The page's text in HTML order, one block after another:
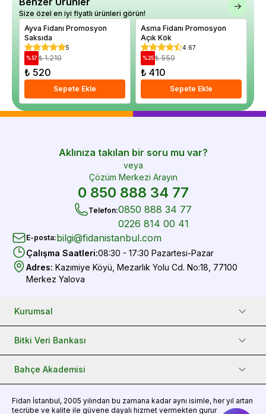
Size özel en iyi fiyatlı ürünleri görün!
Ayva Fidanı Promosyon
Saksıda
5
% 57 ₺ 1.210
₺ 520
Sepete Ekle
Asma Fidanı Promosyon
Açık Kök
4.67
%25 ₺ 550
₺ 410
Sepete Ekle
Aklınıza takılan bir soru mu var?
veya
Çözüm Merkezi Arayın
0 850 888 34 77
Telefon:0850 888 34 77
0226 814 00 41
E-posta:bilgi@fidanistanbul.com
Çalışma Saatleri:08:30 - 17:30 Pazartesi-Pazar
Adres: Kazımiye Köyü, Mezarlık Yolu Cd. No:18, 77100
Merkez Yalova
Kurumsal
Bitki Veri Bankası
Bahçe Akademisi
Fidan İstanbul, 2005 yılından bu zamana kadar aynı isimle, her yıl artan
tecrübe ve kalite ile güvene dayalı hizmet vermekten gurur